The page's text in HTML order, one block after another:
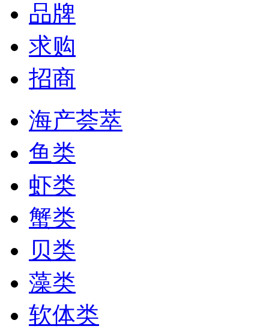
品牌
求购
招商
海产荟萃
鱼类
虾类
蟹类
贝类
藻类
软体类